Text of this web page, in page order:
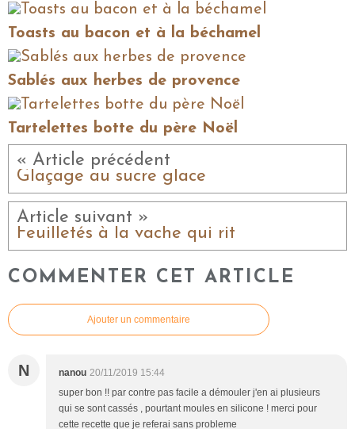
Toasts au bacon et à la béchamel
Sablés aux herbes de provence
Tartelettes botte du père Noël
« Article précédent
Glaçage au sucre glace
Article suivant »
Feuilletés à la vache qui rit
COMMENTER CET ARTICLE
Ajouter un commentaire
N nanou 20/11/2019 15:44
super bon !! par contre pas facile a démouler j'en ai plusieurs
qui se sont cassés , pourtant moules en silicone ! merci pour
cette recette que je referai sans probleme